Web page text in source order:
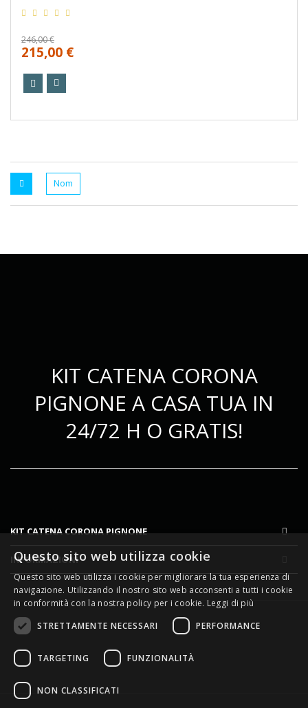
246,00 €
215,00 €
KIT CATENA CORONA
PIGNONE A CASA TUA IN
24/72 H O GRATIS!
KIT CATENA CORONA PIGNONE
INFORMAZIONI
Questo sito web utilizza cookie
Questo sito web utilizza i cookie per migliorare la tua esperienza di
navigazione. Utilizzando il nostro sito web acconsenti a tutti i cookie
in conformità con la nostra policy per i cookie. Leggi di più
STRETTAMENTE NECESSARI
PERFORMANCE
TARGETING FUNZIONALITÀ
NON CLASSIFICATI